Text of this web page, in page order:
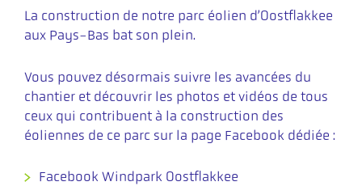
La construction de notre parc éolien d’Oostflakkee
aux Pays-Bas bat son plein.
Vous pouvez désormais suivre les avancées du
chantier et découvrir les photos et vidéos de tous
ceux qui contribuent à la construction des
éoliennes de ce parc sur la page Facebook dédiée :
Facebook Windpark Oostflakkee